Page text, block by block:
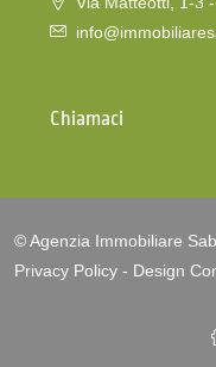
Chiamaci
© Agenzia Immobiliare
Privacy Policy - Design